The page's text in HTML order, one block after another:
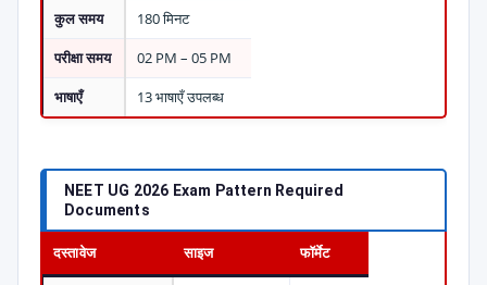
कुल समय
180 मिनट
परीक्षा समय
02 PM – 05 PM
भाषाएँ
13 भाषाएँ उपलब्ध
NEET UG 2026 Exam Pattern Required
Documents
दस्तावेज साइज फॉर्मेट